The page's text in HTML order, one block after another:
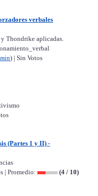
verbales
Thondrike aplicadas.
) | Sin Votos
(Partes 1 y II) -
| Promedio:
(4 / 10)